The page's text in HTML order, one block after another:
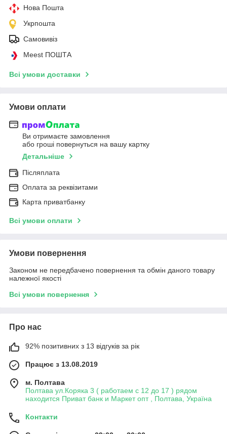
Нова Пошта
Укрпошта
Самовивіз
Meest ПОШТА
Всі умови доставки
Умови оплати
Ви отримаєте замовлення
або гроші повернуться на вашу картку
Детальніше
Післяплата
Оплата за реквізитами
Карта приватбанку
Всі умови оплати
Умови повернення
Законом не передбачено повернення та обмін даного товару
належної якості
Всі умови повернення
Про нас
92% позитивних з 13 відгуків за рік
Працює з 13.08.2019
м. Полтава
Полтава ул.Коряка 3 ( работаем с 12 до 17 ) рядом
находится Приват банк и Маркет опт , Полтава, Україна
Контакти